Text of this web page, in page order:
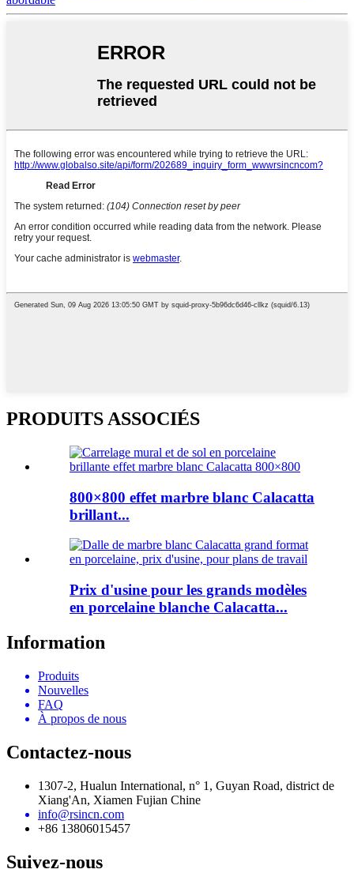
PRODUITS ASSOCIÉS
800×800 effet marbre blanc Calacatta
brillant...
Prix ​​d'usine pour les grands modèles
en porcelaine blanche Calacatta...
Information
Produits
Nouvelles
FAQ
À propos de nous
Contactez-nous
1307-2, Hualun International, n° 1, Guyan Road, district de
Xiang'An, Xiamen Fujian Chine
info@rsincn.com
+86 13806015457
Suivez-nous